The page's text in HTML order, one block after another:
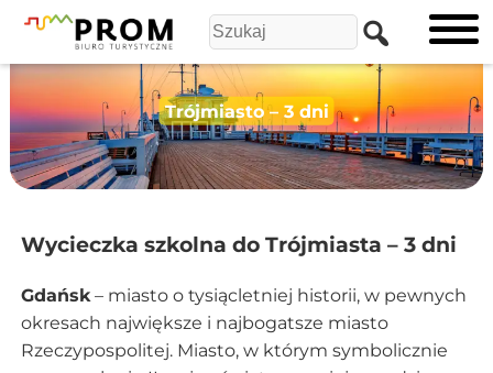
Trójmiasto – 3 dni
Wycieczka szkolna do Trójmiasta – 3 dni
Gdańsk– miasto o tysiącletniej historii, w pewnych
okresach największe i najbogatsze miasto
Rzeczypospolitej. Miasto, w którym symbolicznie